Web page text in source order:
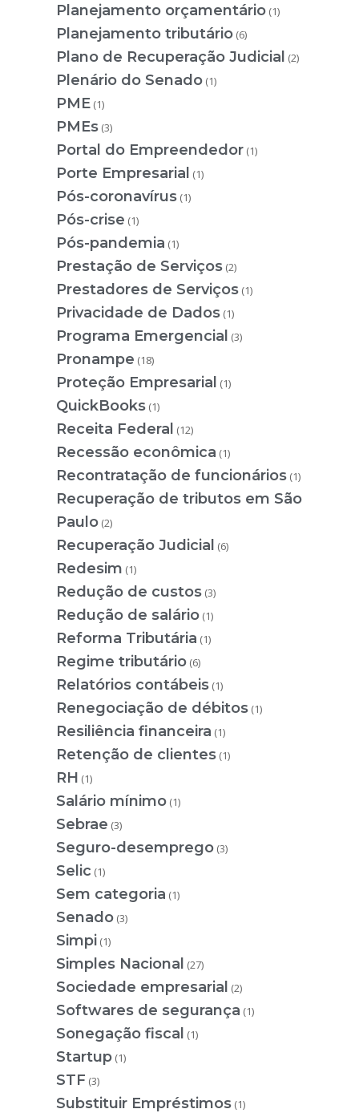
Planejamento orçamentário (1)
Planejamento tributário (6)
Plano de Recuperação Judicial (2)
Plenário do Senado (1)
PME (1)
PMEs (3)
Portal do Empreendedor (1)
Porte Empresarial (1)
Pós-coronavírus (1)
Pós-crise (1)
Pós-pandemia (1)
Prestação de Serviços (2)
Prestadores de Serviços (1)
Privacidade de Dados (1)
Programa Emergencial (3)
Pronampe (18)
Proteção Empresarial (1)
QuickBooks (1)
Receita Federal (12)
Recessão econômica (1)
Recontratação de funcionários (1)
Recuperação de tributos em São
Paulo (2)
Recuperação Judicial (6)
Redesim (1)
Redução de custos (3)
Redução de salário (1)
Reforma Tributária (1)
Regime tributário (6)
Relatórios contábeis (1)
Renegociação de débitos (1)
Resiliência financeira (1)
Retenção de clientes (1)
RH (1)
Salário mínimo (1)
Sebrae (3)
Seguro-desemprego (3)
Selic (1)
Sem categoria (1)
Senado (3)
Simpi (1)
Simples Nacional (27)
Sociedade empresarial (2)
Softwares de segurança (1)
Sonegação fiscal (1)
Startup (1)
STF (3)
Substituir Empréstimos (1)